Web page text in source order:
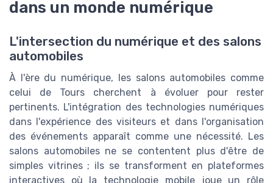
dans un monde numérique
L'intersection du numérique et des salons
automobiles
À l'ère du numérique, les salons automobiles comme
celui de Tours cherchent à évoluer pour rester
pertinents. L'intégration des technologies numériques
dans l'expérience des visiteurs et dans l'organisation
des événements apparaît comme une nécessité. Les
salons automobiles ne se contentent plus d'être de
simples vitrines ; ils se transforment en plateformes
interactives où la technologie mobile joue un rôle